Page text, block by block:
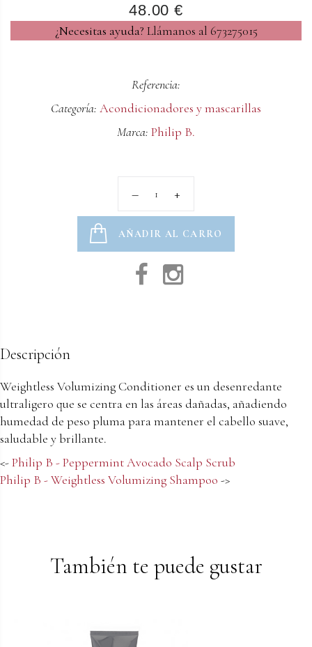
48.00 €
¿Necesitas ayuda? Llámanos al 673275015
Referencia:
Categoría: Acondicionadores y mascarillas
Marca: Philip B.
AÑADIR AL CARRO
Descripción
Weightless Volumizing Conditioner es un desenredante
ultraligero que se centra en las áreas dañadas, añadiendo
humedad de peso pluma para mantener el cabello suave,
saludable y brillante.
<-Philip B - Peppermint Avocado Scalp Scrub
Philip B - Weightless Volumizing Shampoo ->
También te puede gustar